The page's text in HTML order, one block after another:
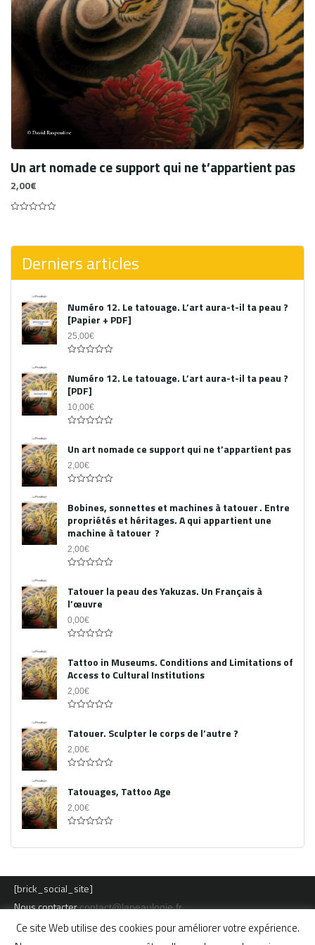
Un art nomade ce support qui ne t’appartient pas
2,00€
5
Derniers articles
Numéro 12. Le tatouage. L’art aura-t-il ta peau ?
[Papier + PDF]
25,00€
out
of
5
Numéro 12. Le tatouage. L’art aura-t-il ta peau ?
[PDF]
10,00€
out
of
5
Un art nomade ce support qui ne t’appartient pas
2,00€
out
of
5
Bobines, sonnettes et machines à tatouer . Entre
propriétés et héritages. A qui appartient une
machine à tatouer ?
2,00€
out
of
5
Tatouer la peau des Yakuzas. Un Français à
l’œuvre
0,00€
out
of
5
Tattoo in Museums. Conditions and Limitations of
Access to Cultural Institutions
2,00€
out
of
5
Tatouer. Sculpter le corps de l’autre ?
2,00€
out
of
5
Tatouages, Tattoo Age
2,00€
out
[brick_social_site]
Nous contactercontact@lapeaulogie.fr
Mentions légales
Ce site Web utilise des cookies pour améliorer votre expérience.